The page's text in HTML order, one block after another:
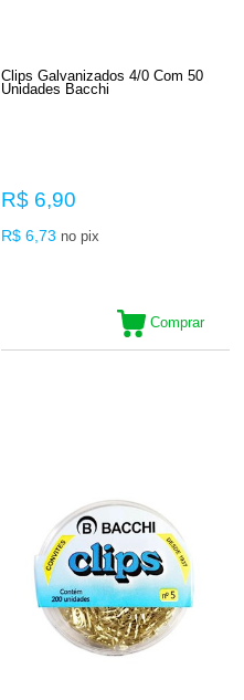
Clips Galvanizados 4/0 Com 50
Unidades Bacchi
R$ 6,90
R$ 6,73 no pix
Comprar